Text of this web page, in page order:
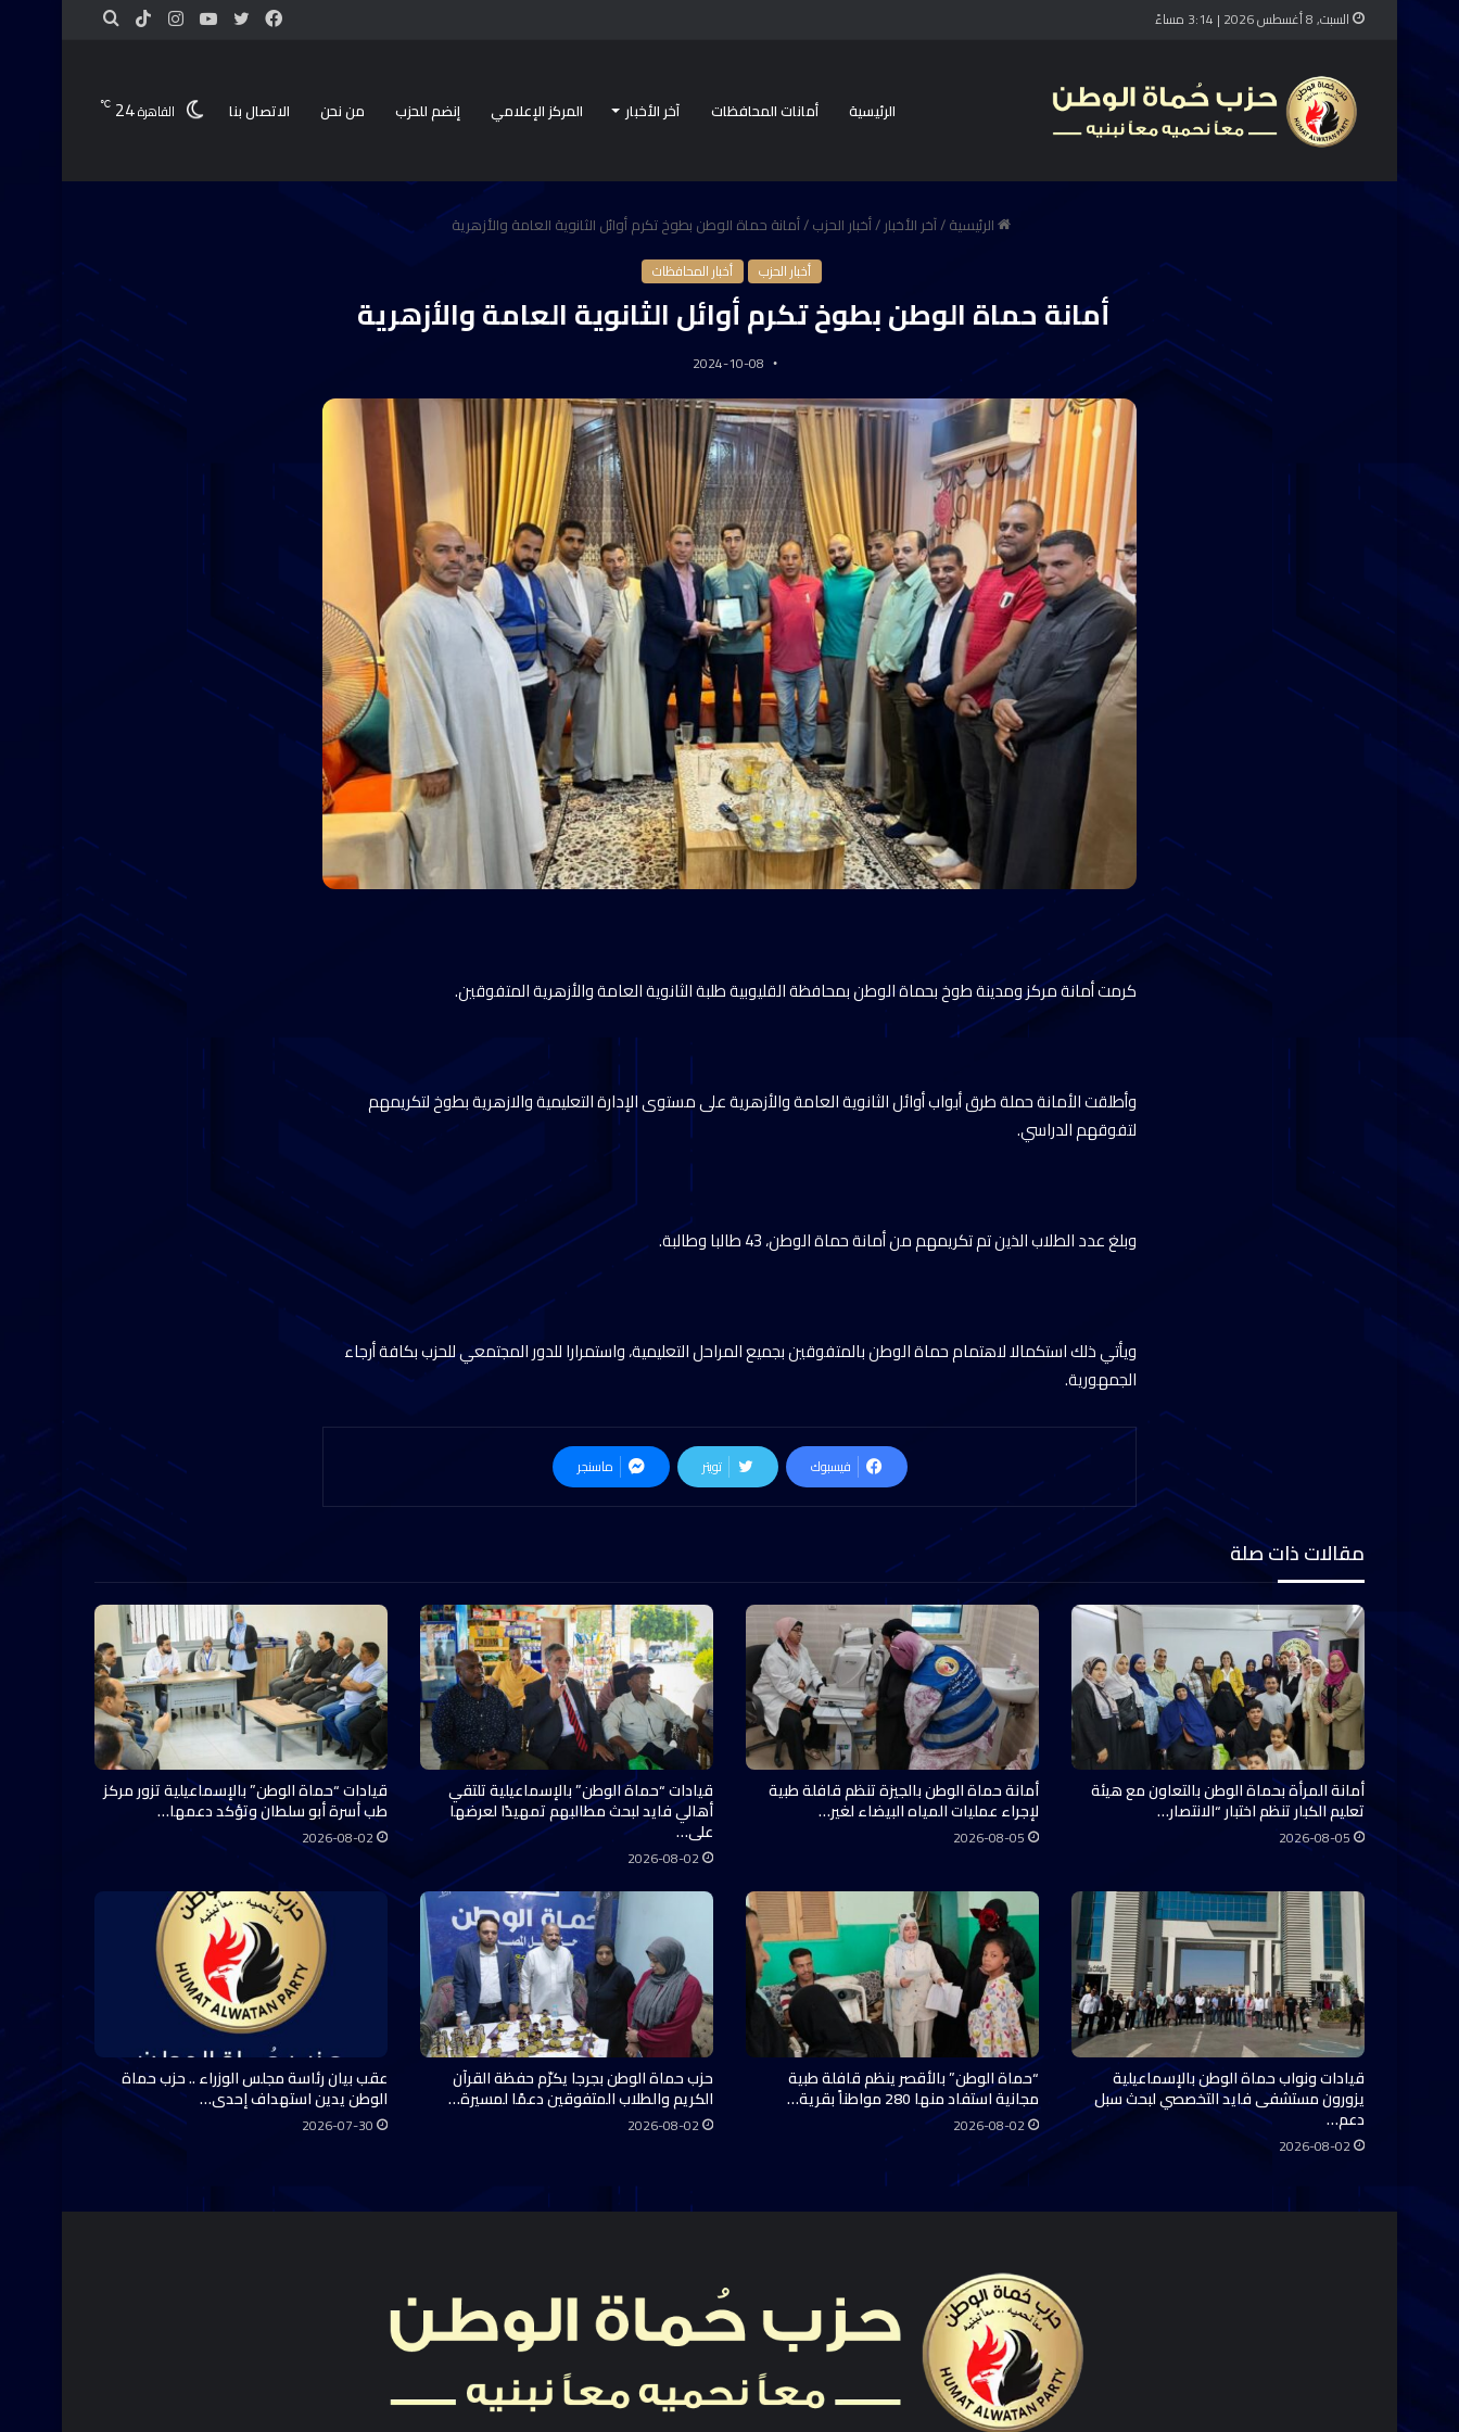
السبت, 8 أغسطس 2026 | 3:14 مساءً
الرئيسية أمانات المحافظات آخر الأخبار المركز الإعلامي إنضم للحزب من نحن الاتصال بنا القاهرة24
℃
الرئيسية/آخر الأخبار/أخبار الحزب/أمانة حماة الوطن بطوخ تكرم أوائل الثانوية العامة والأزهرية
أخبار الحزب أخبار المحافظات
أمانة حماة الوطن بطوخ تكرم أوائل الثانوية العامة والأزهرية
2024-10-08
كرمت أمانة مركز ومدينة طوخ بحماة الوطن بمحافظة القليوبية طلبة الثانوية العامة والأزهرية المتفوقين.
وأطلقت الأمانة حملة طرق أبواب أوائل الثانوية العامة والأزهرية على مستوى الإدارة التعليمية والازهرية بطوخ لتكريمهم
لتفوقهم الدراسي.
وبلغ عدد الطلاب الذين تم تكريمهم من أمانة حماة الوطن، 43 طالبا وطالبة.
ويأتي ذلك استكمالا لاهتمام حماة الوطن بالمتفوقين بجميع المراحل التعليمية، واستمرارا للدور المجتمعي للحزب بكافة أرجاء
الجمهورية.
فيسبوك تويتر ماسنجر
مقالات ذات صلة
أمانة المرأة بحماة الوطن بالتعاون مع هيئة
تعليم الكبار تنظم اختبار “الانتصار…
2026-08-05
أمانة حماة الوطن بالجيزة تنظم قافلة طبية
لإجراء عمليات المياه البيضاء لغير…
2026-08-05
قيادات “حماة الوطن” بالإسماعيلية تلتقي
أهالي فايد لبحث مطالبهم تمهيدًا لعرضها
على…
2026-08-02
قيادات “حماة الوطن” بالإسماعيلية تزور مركز
طب أسرة أبو سلطان وتؤكد دعمها…
2026-08-02
قيادات ونواب حماة الوطن بالإسماعيلية
يزورون مستشفى فايد التخصصي لبحث سبل
دعم…
2026-08-02
“حماة الوطن” بالأقصر ينظم قافلة طبية
مجانية استفاد منها 280 مواطناً بقرية…
2026-08-02
حزب حماة الوطن بجرجا يكرّم حفظة القرآن
الكريم والطلاب المتفوقين دعمًا لمسيرة…
2026-08-02
عقب بيان رئاسة مجلس الوزراء .. حزب حماة
الوطن يدين استهداف إحدى…
2026-07-30